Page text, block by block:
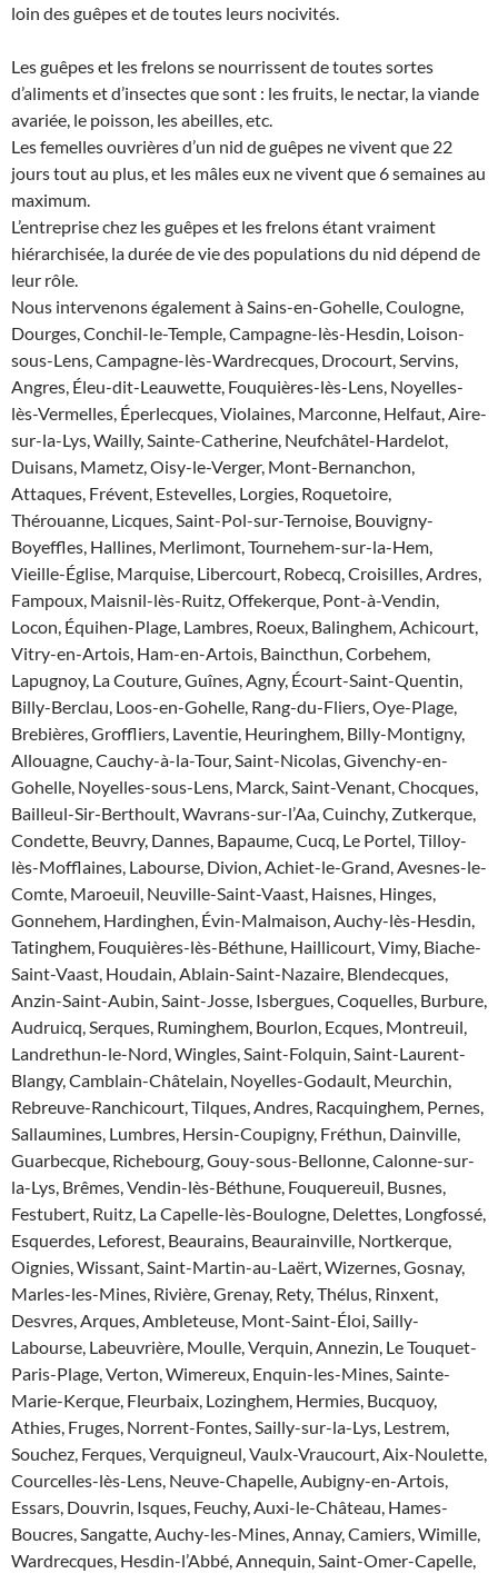
loin des guêpes et de toutes leurs nocivités.
Les guêpes et les frelons se nourrissent de toutes sortes
d’aliments et d’insectes que sont : les fruits, le nectar, la viande
avariée, le poisson, les abeilles, etc.
Les femelles ouvrières d’un nid de guêpes ne vivent que 22
jours tout au plus, et les mâles eux ne vivent que 6 semaines au
maximum.
L’entreprise chez les guêpes et les frelons étant vraiment
hiérarchisée, la durée de vie des populations du nid dépend de
leur rôle.
Nous intervenons également à Sains-en-Gohelle, Coulogne,
Dourges, Conchil-le-Temple, Campagne-lès-Hesdin, Loison-
sous-Lens, Campagne-lès-Wardrecques, Drocourt, Servins,
Angres, Éleu-dit-Leauwette, Fouquières-lès-Lens, Noyelles-
lès-Vermelles, Éperlecques, Violaines, Marconne, Helfaut, Aire-
sur-la-Lys, Wailly, Sainte-Catherine, Neufchâtel-Hardelot,
Duisans, Mametz, Oisy-le-Verger, Mont-Bernanchon,
Attaques, Frévent, Estevelles, Lorgies, Roquetoire,
Thérouanne, Licques, Saint-Pol-sur-Ternoise, Bouvigny-
Boyeffles, Hallines, Merlimont, Tournehem-sur-la-Hem,
Vieille-Église, Marquise, Libercourt, Robecq, Croisilles, Ardres,
Fampoux, Maisnil-lès-Ruitz, Offekerque, Pont-à-Vendin,
Locon, Équihen-Plage, Lambres, Roeux, Balinghem, Achicourt,
Vitry-en-Artois, Ham-en-Artois, Baincthun, Corbehem,
Lapugnoy, La Couture, Guînes, Agny, Écourt-Saint-Quentin,
Billy-Berclau, Loos-en-Gohelle, Rang-du-Fliers, Oye-Plage,
Brebières, Groffliers, Laventie, Heuringhem, Billy-Montigny,
Allouagne, Cauchy-à-la-Tour, Saint-Nicolas, Givenchy-en-
Gohelle, Noyelles-sous-Lens, Marck, Saint-Venant, Chocques,
Bailleul-Sir-Berthoult, Wavrans-sur-l’Aa, Cuinchy, Zutkerque,
Condette, Beuvry, Dannes, Bapaume, Cucq, Le Portel, Tilloy-
lès-Mofflaines, Labourse, Divion, Achiet-le-Grand, Avesnes-le-
Comte, Maroeuil, Neuville-Saint-Vaast, Haisnes, Hinges,
Gonnehem, Hardinghen, Évin-Malmaison, Auchy-lès-Hesdin,
Tatinghem, Fouquières-lès-Béthune, Haillicourt, Vimy, Biache-
Saint-Vaast, Houdain, Ablain-Saint-Nazaire, Blendecques,
Anzin-Saint-Aubin, Saint-Josse, Isbergues, Coquelles, Burbure,
Audruicq, Serques, Ruminghem, Bourlon, Ecques, Montreuil,
Landrethun-le-Nord, Wingles, Saint-Folquin, Saint-Laurent-
Blangy, Camblain-Châtelain, Noyelles-Godault, Meurchin,
Rebreuve-Ranchicourt, Tilques, Andres, Racquinghem, Pernes,
Sallaumines, Lumbres, Hersin-Coupigny, Fréthun, Dainville,
Guarbecque, Richebourg, Gouy-sous-Bellonne, Calonne-sur-
la-Lys, Brêmes, Vendin-lès-Béthune, Fouquereuil, Busnes,
Festubert, Ruitz, La Capelle-lès-Boulogne, Delettes, Longfossé,
Esquerdes, Leforest, Beaurains, Beaurainville, Nortkerque,
Oignies, Wissant, Saint-Martin-au-Laërt, Wizernes, Gosnay,
Marles-les-Mines, Rivière, Grenay, Rety, Thélus, Rinxent,
Desvres, Arques, Ambleteuse, Mont-Saint-Éloi, Sailly-
Labourse, Labeuvrière, Moulle, Verquin, Annezin, Le Touquet-
Paris-Plage, Verton, Wimereux, Enquin-les-Mines, Sainte-
Marie-Kerque, Fleurbaix, Lozinghem, Hermies, Bucquoy,
Athies, Fruges, Norrent-Fontes, Sailly-sur-la-Lys, Lestrem,
Souchez, Ferques, Verquigneul, Vaulx-Vraucourt, Aix-Noulette,
Courcelles-lès-Lens, Neuve-Chapelle, Aubigny-en-Artois,
Essars, Douvrin, Isques, Feuchy, Auxi-le-Château, Hames-
Boucres, Sangatte, Auchy-les-Mines, Annay, Camiers, Wimille,
Wardrecques, Hesdin-l’Abbé, Annequin, Saint-Omer-Capelle,